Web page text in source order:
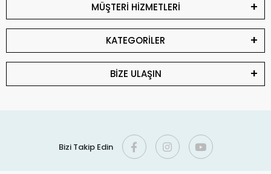
Üreme ve Yavru Gelişiminde Bitki Suları
Damızlık güvercinlerde ve yavru büyütme döneminde dengeli
beslenme büyük önem taşır. Kullanılan bitkisel ürünler, genel
bakım programının destekleyici bir parçası olarak
değerlendirilebilir. Ancak ürün seçimi yapılırken damızlık
dönemine uygun içeriklerin tercih edilmesine dikkat edilmelidir.
ürünler ise doğrudan kullanılabilecek şekilde hazırlanmıştır.
Kullanım miktarı ve uygulama süresi ürünün içeriğine göre
MÜŞTERİ HİZMETLERİ
KATEGORİLER
BİZE ULAŞIN
Bizi Takip Edin